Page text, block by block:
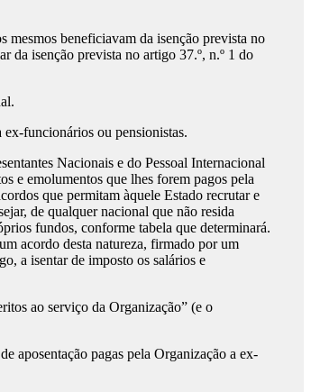
beneficiavam da isenção prevista no
da isenção prevista no artigo 37.º, n.º 1 do
funcionários ou pensionistas.
Nacionais e do Pessoal Internacional
e emolumentos que lhes forem pagos pela
que permitam àquele Estado recrutar e
de qualquer nacional que não resida
fundos, conforme tabela que determinará.
acordo desta natureza, firmado por um
a isentar de imposto os salários e
ao serviço da Organização” (e o
aposentação pagas pela Organização a ex-